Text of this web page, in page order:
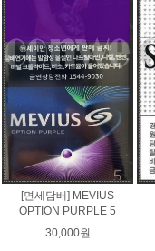
[면세담배] MEVIUS
OPTION PURPLE 5
30,000원